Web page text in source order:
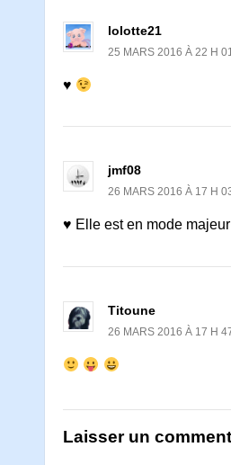
lolotte21
25 MARS 2016 À 22 H
♥
jmf08
26 MARS 2016 À 17 H
♥ Elle est en mode
Titoune
26 MARS 2016 À 17 H
Laisser un